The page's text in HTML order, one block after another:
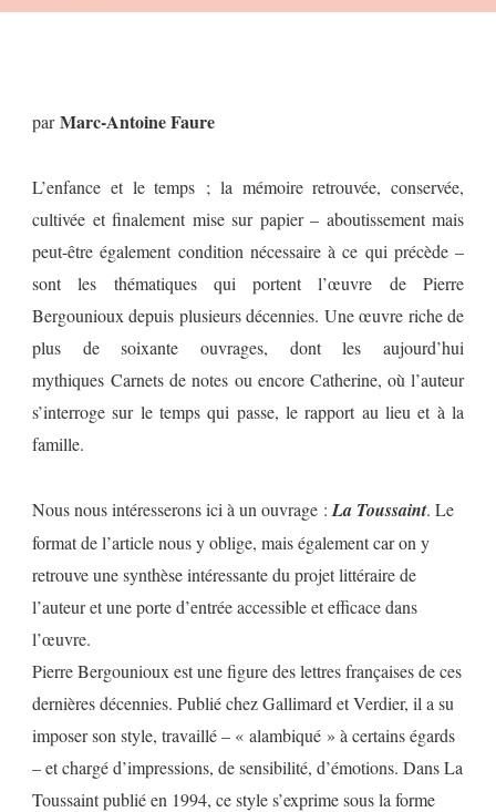
parMarc-Antoine Faure
L’enfance et le temps ; la mémoire retrouvée, conservée,
cultivée et finalement mise sur papier – aboutissement mais
peut-être également condition nécessaire à ce qui précède –
sont les thématiques qui portent l’œuvre de Pierre
Bergounioux depuis plusieurs décennies. Une œuvre riche de
plus de soixante ouvrages, dont les aujourd’hui
mythiques Carnets de notes ou encore Catherine, où l’auteur
s’interroge sur le temps qui passe, le rapport au lieu et à la
famille.
Nous nous intéresserons ici à un ouvrage :La Toussaint. Le
format de l’article nous y oblige, mais également car on y
retrouve une synthèse intéressante du projet littéraire de
l’auteur et une porte d’entrée accessible et efficace dans
l’œuvre.
Pierre Bergounioux est une figure des lettres françaises de ces
dernières décennies. Publié chez Gallimard et Verdier, il a su
imposer son style, travaillé – « alambiqué » à certains égards
– et chargé d’impressions, de sensibilité, d’émotions. Dans La
Toussaint publié en 1994, ce style s’exprime sous la forme